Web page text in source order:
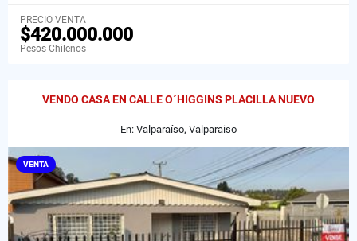
PRECIO VENTA
$420.000.000
Pesos Chilenos
VENDO CASA EN CALLE O´HIGGINS PLACILLA NUEVO
En: Valparaíso, Valparaiso
VENTA